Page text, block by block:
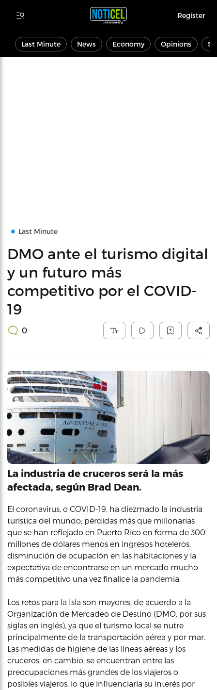
Register
Last Minute News Economy Opinions
Last Minute
DMO ante el turismo digital
y un futuro más
competitivo por el COVID-
19
0
La industria de cruceros será la más
afectada, según Brad Dean.
El coronavirus, o COVID-19, ha diezmado la industria
turística del mundo; pérdidas más que millonarias
que se han reflejado en Puerto Rico en forma de 300
millones de dólares menos en ingresos hoteleros,
disminución de ocupación en las habitaciones y la
expectativa de encontrarse en un mercado mucho
más competitivo una vez finalice la pandemia.
Los retos para la Isla son mayores, de acuerdo a la
Organización de Mercadeo de Destino (DMO, por sus
siglas en inglés), ya que el turismo local se nutre
principalmente de la transportación aérea y por mar.
Las medidas de higiene de las líneas aéreas y los
cruceros, en cambio, se encuentran entre las
preocupaciones más grandes de los viajeros o
posibles viajeros, lo que influenciaría su interés por